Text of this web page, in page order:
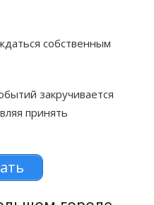
собственным
закручивается
принять